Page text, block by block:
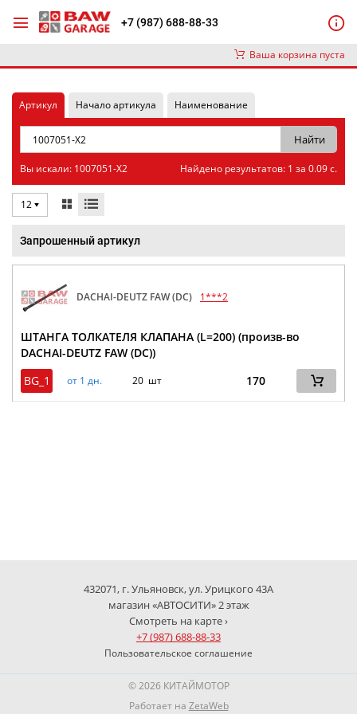
+7 (987) 688-88-33
Ваша корзина пуста
Артикул Начало артикула Наименование
Вы искали: 1007051-X2 Найдено результатов: 1 за 0.09 с.
12
Запрошенный артикул
DACHAI-DEUTZ FAW (DC) 1***2
ШТАНГА ТОЛКАТЕЛЯ КЛАПАНА (L=200) (произв-во
DACHAI-DEUTZ FAW (DC))
BG_1
от 1 дн. 20 шт 170
432071, г. Ульяновск, ул. Урицкого 43А
магазин «АВТОСИТИ» 2 этаж
Смотреть на карте ›
+7 (987) 688-88-33
Пользовательское соглашение
© 2026 КИТАЙМОТОР
Работает на ZetaWeb